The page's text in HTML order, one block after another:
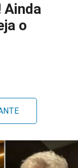
no
Ainda
o